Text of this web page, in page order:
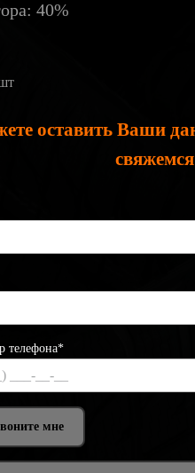
40%
оставить Ваши
свяжемся
телефона*